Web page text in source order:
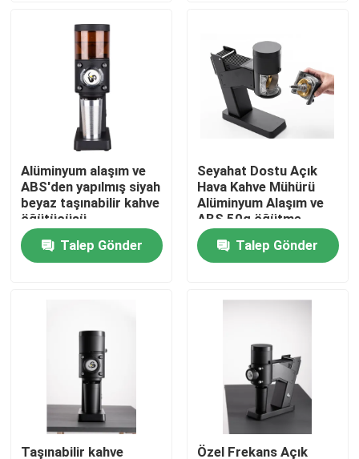
Ürün:% s
VR Gösterisi
Hakkımızda
Fabrika turu
Kalite kontrol
Kahve Çekirdeği Öğütücü
Burr Kahve Öğütücü
Alüminyum alaşım ve
ABS'den yapılmış siyah
beyaz taşınabilir kahve
öğütücüsü
Talep Gönder
Seyahat Dostu Açık
Hava Kahve Mühürü
Alüminyum Alaşım ve
ABS 50g öğütme
kapasitesi ile
Talep Gönder
Taşınabilir kahve Özel Frekans Açık